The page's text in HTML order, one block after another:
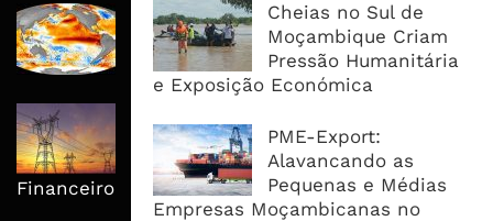
Cheias no Sul de
Moçambique Criam
Pressão Humanitária
e Exposição Económica
PME-Export:
Alavancando as
Pequenas e Médias
Empresas Moçambicanas no
El Niño Pode Empurrar Mais 49
Milhões Para Insegurança Alimentar
Aguda Até 2027
Benefícios Locais Com Electrificação
de Comunidades Antes do Fecho
Financeiro